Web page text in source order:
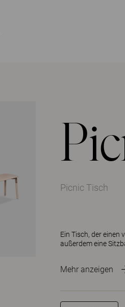
Picnic Tisch
Ein Tisch, der einen
außerdem eine
Mehr anzeigen